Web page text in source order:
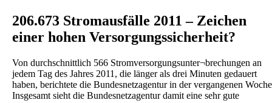
206.673 Stromausfälle 2011 – Zeichen
einer hohen Versorgungssicherheit?
Von durchschnittlich 566 Stromversorgungsunter¬brechungen an
jedem Tag des Jahres 2011, die länger als drei Minuten gedauert
haben, berichtete die Bundesnetzagentur in der vergangenen
Insgesamt sieht die Bundesnetzagentur damit eine sehr gute